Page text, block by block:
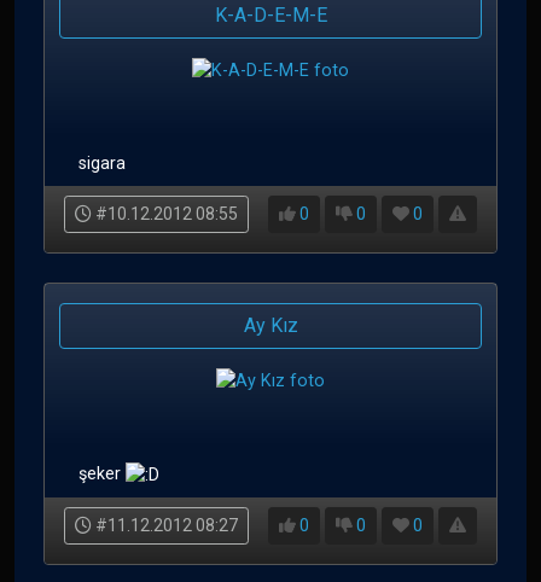
K-A-D-E-M-E
sigara
#10.12.2012 08:55 0 0 0
Ay Kız
şeker
#11.12.2012 08:27 0 0 0